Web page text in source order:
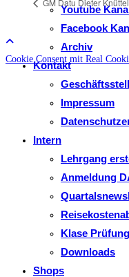
Youtube
Facebook
Archiv
Kontakt
Impressum
Intern
Lehrgang
Anmeldung
Klase
Downloads
Shops
Cookie Consent mit Real